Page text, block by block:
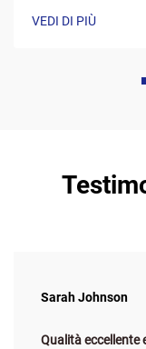
da una base di
VEDI DI PIÙ
Sarah Johnson
Qualità eccellente